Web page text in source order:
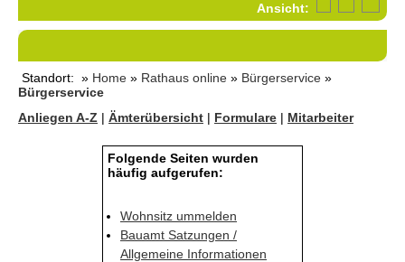
Ansicht:
Standort: » Home » Rathaus online » Bürgerservice »
Bürgerservice
Anliegen A-Z | Ämterübersicht | Formulare | Mitarbeiter
Folgende Seiten wurden
häufig aufgerufen:
Wohnsitz ummelden
Bauamt Satzungen /
Allgemeine Informationen